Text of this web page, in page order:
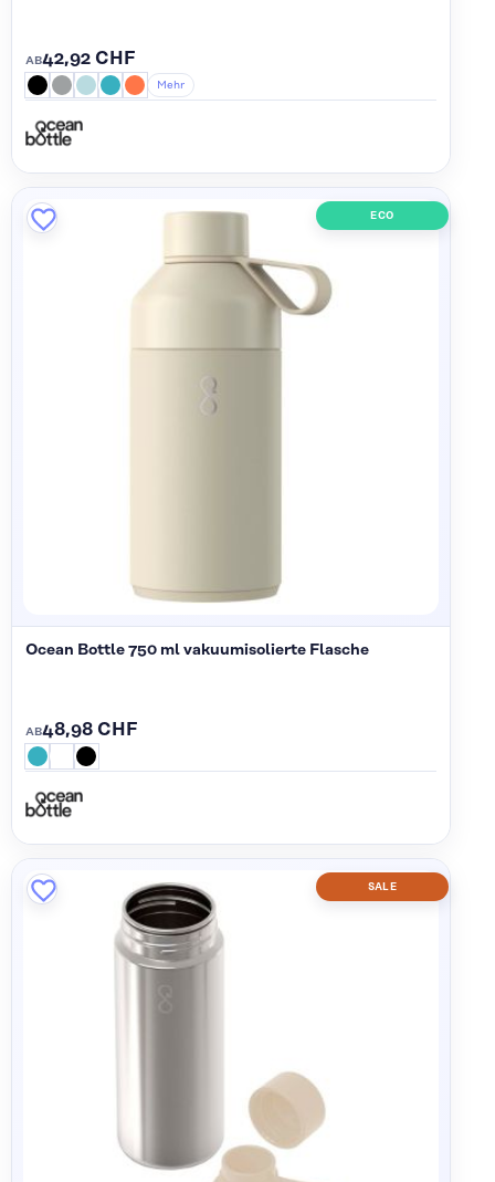
Mehr
AB42,92 CHF
ECO
Ocean Bottle 750 ml vakuumisolierte Flasche
AB48,98 CHF
SALE